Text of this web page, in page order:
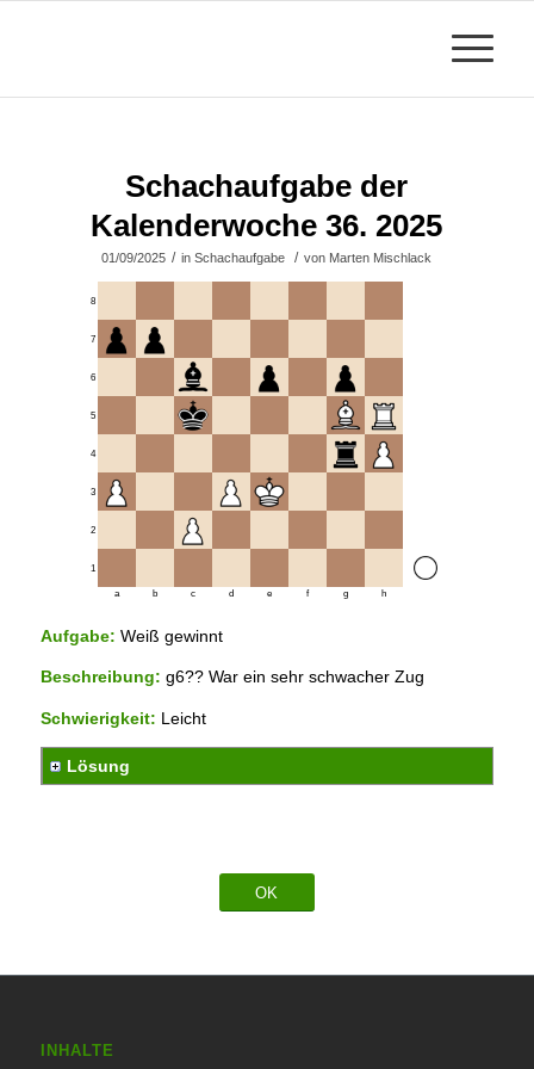
Schachaufgabe der
Kalenderwoche 36. 2025
01/09/2025 / inSchachaufgabe / von Marten Mischlack
1
2
3
4
5
6
7
8
a b c d e f g h
Aufgabe: Weiß gewinnt
Beschreibung: g6?? War ein sehr schwacher Zug
Schwierigkeit: Leicht
Lösung
OK
INHALTE